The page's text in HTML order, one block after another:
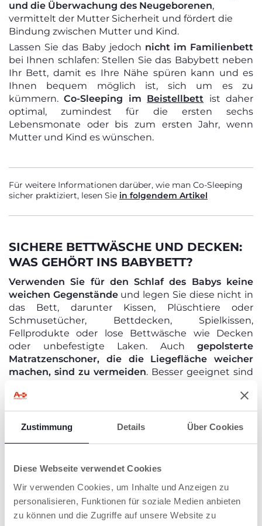
Zustimmung Details Über Cookies
Diese Webseite verwendet Cookies
Wir verwenden Cookies, um Inhalte und Anzeigen zu
personalisieren, Funktionen für soziale Medien anbieten
zu können und die Zugriffe auf unsere Website zu
und die Überwachung des Neugeborenen,
vermittelt der Mutter Sicherheit und fördert die
Bindung zwischen Mutter und Kind.
Lassen Sie das Baby jedoch nicht im Familienbett
bei Ihnen schlafen: Stellen Sie das Babybett neben
Ihr Bett, damit es Ihre Nähe spüren kann und es
Ihnen bequem möglich ist, sich um es zu
kümmern.Co-Sleeping im Beistellbett ist daher
optimal, zumindest für die ersten sechs
Lebensmonate oder bis zum ersten Jahr, wenn
Mutter und Kind es wünschen.
Für weitere Informationen darüber, wie man Co-Sleeping
sicher praktiziert, lesen Sie in folgendem Artikel
SICHERE BETTWÄSCHE UND DECKEN:
WAS GEHÖRT INS BABYBETT?
Verwenden Sie für den Schlaf des Babys keine
weichen Gegenstände und legen Sie diese nicht in
das Bett, darunter Kissen, Plüschtiere oder
Schmusetücher, Bettdecken, Spielkissen,
Fellprodukte oder lose Bettwäsche wie Decken
oder unbefestigte Laken. Auch gepolsterte
Matratzenschoner, die die Liegefläche weicher
machen, sind zu vermeiden. Besser geeignet sind
Matratzenschoner. Am besten ist die Nutzung eines
Babyschlafsacksund gut fixierter Laken
Spannbettlaken
), die unter die Matratze gesteckt
VERWENDUNG DES SCHNULLERS
Die Verwendung eines Schnullers während des
Schlafs, sowohl tagsüber als auch nachts, wird zur